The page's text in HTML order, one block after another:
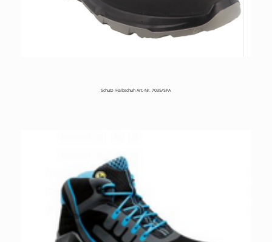
Schutz- Halbschuh Art.-Nr. 7035/SPA